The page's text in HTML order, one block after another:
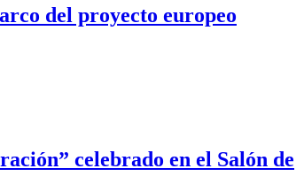
del proyecto europeo
celebrado en el Salón de